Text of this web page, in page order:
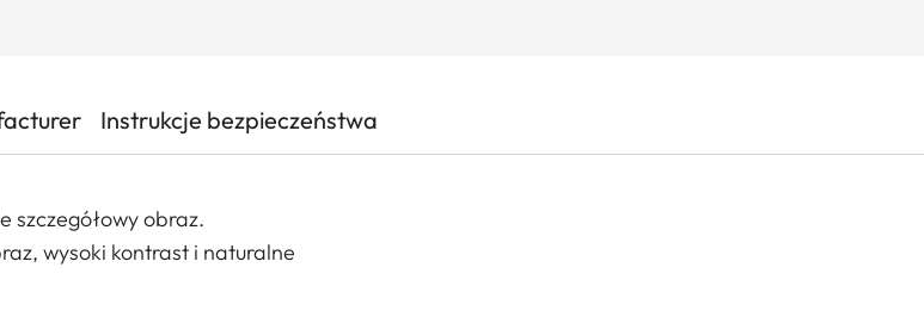
Instrukcje bezpieczeństwa
szczegółowy obraz.
wysoki kontrast i naturalne